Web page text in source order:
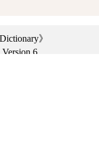
》
6